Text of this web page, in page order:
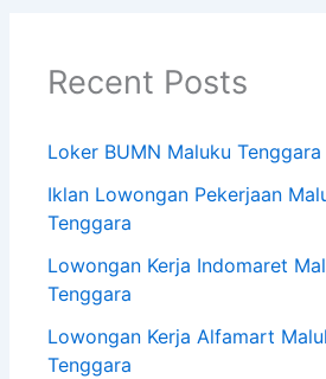
Recent Posts
Loker BUMN Maluku Tenggara
Iklan Lowongan Pekerjaan
Tenggara
Lowongan Kerja Indomaret
Tenggara
Lowongan Kerja Alfamart
Tenggara